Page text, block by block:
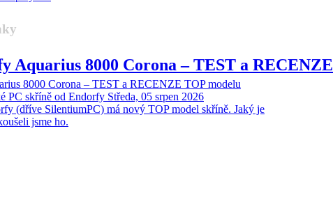
Aquarius 8000 Corona – TEST a RECENZE
8000 Corona – TEST a RECENZE TOP modelu
PC skříně od Endorfy Středa, 05 srpen 2026
(dříve SilentiumPC) má nový TOP model skříně. Jaký je
jsme ho.